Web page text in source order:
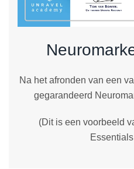
Na het afronden van een
gegarandeerd
(Dit is een voorbeeld